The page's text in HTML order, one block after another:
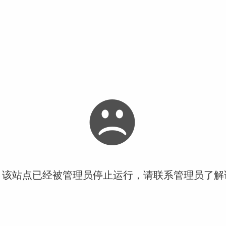
站点已经被管理员停止运行，请联系管理员了